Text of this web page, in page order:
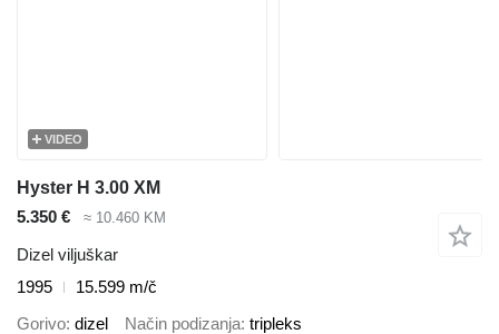
VIDEO
Hyster H 3.00 XM
5.350 €
≈ 10.460 KM
Dizel viljuškar
1995
15.599 m/č
Gorivo dizel Način podizanja tripleks